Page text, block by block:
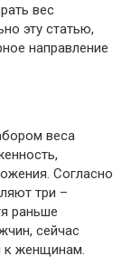
вес
эту статью,
направление
веса
Согласно
три –
раньше
сейчас
к женщинам.